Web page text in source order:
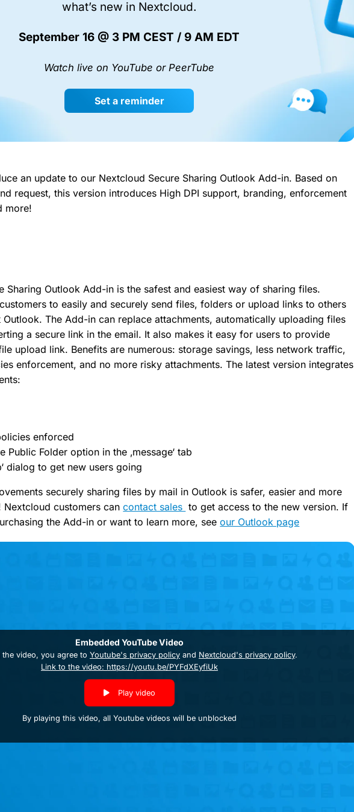
what’s new in Nextcloud.
September 16 @ 3 PM CEST / 9 AM EDT
Watch live on YouTube or PeerTube
Set a reminder
an update to our Nextcloud Secure Sharing Outlook Add-in. Based on
request, this version introduces High DPI support, branding, enforcement
more!
Sharing Outlook Add-in is the safest and easiest way of sharing files.
to easily and securely send files, folders or upload links to others
The Add-in can replace attachments, automatically uploading files
a secure link in the email. It also makes it easy for users to provide
upload link. Benefits are numerous: storage savings, less network traffic,
enforcement, and no more risky attachments. The latest version integrates
enforced
Public Folder option in the ‚message‘ tab
dialog to get new users going
securely sharing files by mail in Outlook is safer, easier and more
Nextcloud customers cancontact sales to get access to the new version. If
the Add-in or want to learn more, seeour Outlook page
Embedded YouTube Video
the video, you agree to Youtube's privacy policyand Nextcloud's privacy policy.
Link to the video: https://youtu.be/PYFdXEyfiUk
Play video
By playing this video, all Youtube videos will be unblocked